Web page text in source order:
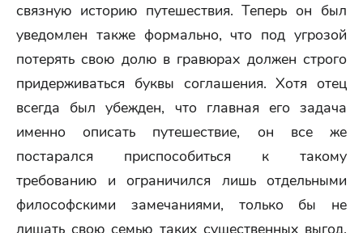
связную историю путешествия. Теперь он был
уведомлен также формально, что под угрозой
потерять свою долю в гравюрах должен строго
придерживаться буквы соглашения. Хотя отец
всегда был убежден, что главная его задача
именно описать путешествие, он все же
постарался приспособиться к такому
требованию и ограничился лишь отдельными
философскими замечаниями, только бы не
лишать свою семью таких существенных выгод.